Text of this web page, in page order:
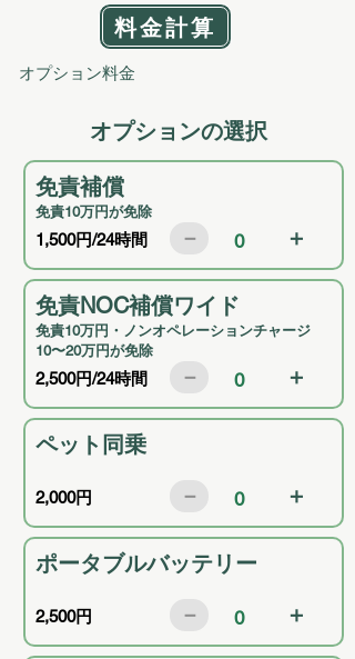
料金計算
オプション料金
​オプションの選択
免責補償
免責10万円が免除
1,500円/24時間 － 0 ＋
免責NOC補償ワイド
免責10万円・ノンオペレーションチャージ
10〜20万円が免除
2,500円/24時間 － 0 ＋
ペット同乗
2,000円 － 0 ＋
ポータブルバッテリー
2,500円 － 0 ＋